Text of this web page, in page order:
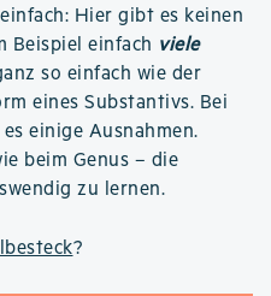
Hier gibt es keinen
Beispiel einfach viele
so einfach wie der
eines Substantivs. Bei
einige Ausnahmen.
beim Genus – die
zu lernen.
?